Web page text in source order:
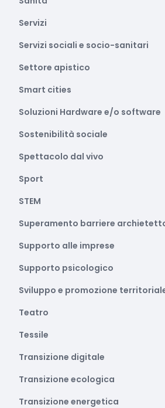
Servizi
Servizi sociali e socio-sanitari
Settore apistico
Smart cities
Soluzioni Hardware e/o software
Sostenibilità sociale
Spettacolo dal vivo
Sport
STEM
Superamento barriere
Supporto alle imprese
Supporto psicologico
Sviluppo e promozione
Teatro
Tessile
Transizione digitale
Transizione ecologica
Transizione energetica